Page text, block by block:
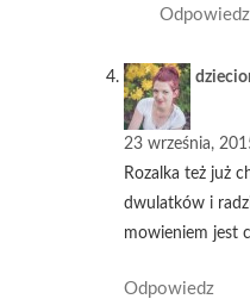
Odpowiedz
23 września,
Rozalka też już
dwulatków i
mowieniem jest
Odpowiedz